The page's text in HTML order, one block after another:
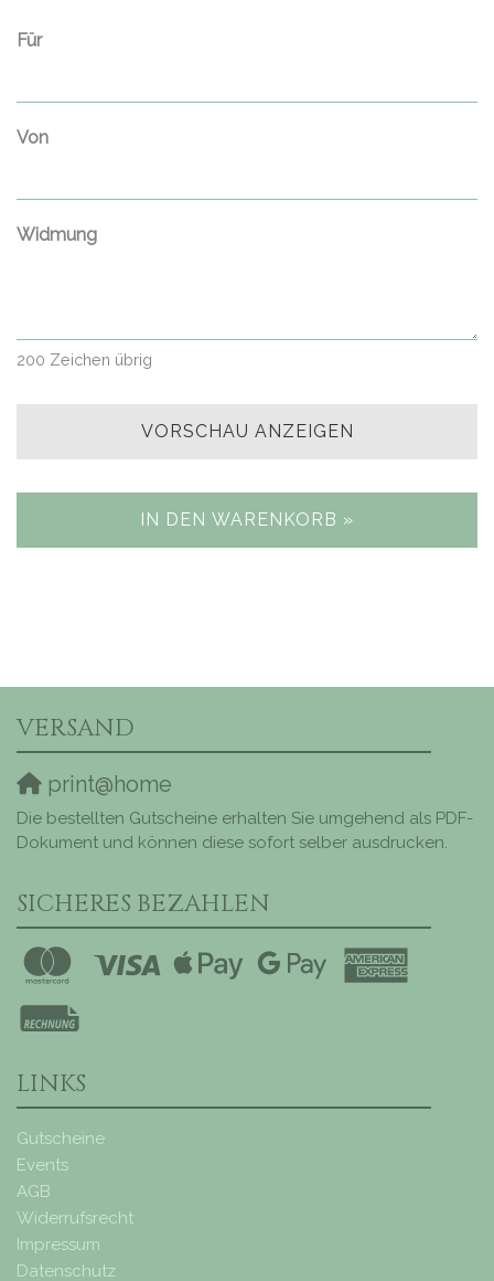
Für
Von
Widmung
200 Zeichen übrig
VORSCHAU ANZEIGEN
IN DEN WARENKORB »
VERSAND
print@home
Die bestellten Gutscheine erhalten Sie umgehend als PDF-
Dokument und können diese sofort selber ausdrucken.
SICHERES BEZAHLEN
LINKS
Gutscheine
Events
AGB
Widerrufsrecht
Impressum
Datenschutz